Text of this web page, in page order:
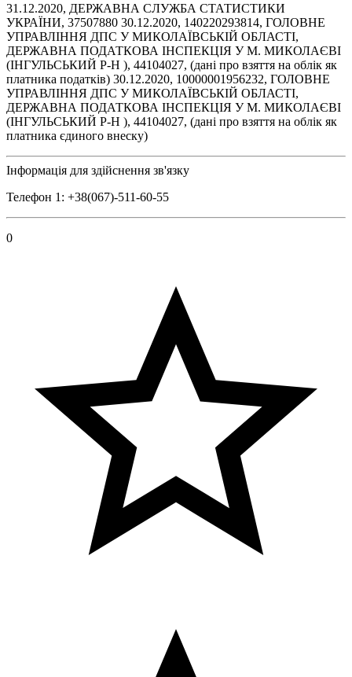
31.12.2020, ДЕРЖАВНА СЛУЖБА СТАТИСТИКИ
УКРАЇНИ, 37507880 30.12.2020, 140220293814, ГОЛОВНЕ
УПРАВЛІННЯ ДПС У МИКОЛАЇВСЬКІЙ ОБЛАСТІ,
ДЕРЖАВНА ПОДАТКОВА ІНСПЕКЦІЯ У М. МИКОЛАЄВІ
(ІНГУЛЬСЬКИЙ Р-Н ), 44104027, (дані про взяття на облік як
платника податків) 30.12.2020, 10000001956232, ГОЛОВНЕ
УПРАВЛІННЯ ДПС У МИКОЛАЇВСЬКІЙ ОБЛАСТІ,
ДЕРЖАВНА ПОДАТКОВА ІНСПЕКЦІЯ У М. МИКОЛАЄВІ
(ІНГУЛЬСЬКИЙ Р-Н ), 44104027, (дані про взяття на облік як
платника єдиного внеску)
Інформація для здійснення зв'язку
Телефон 1: +38(067)-511-60-55
0